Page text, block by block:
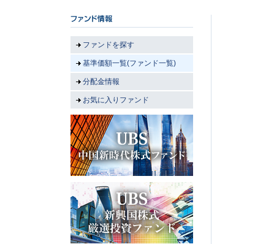
ファンドを探す
基準価額一覧(ファンド一覧)
分配金情報
お気に入りファンド